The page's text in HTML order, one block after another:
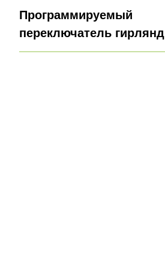
Программируемый
переключатель гирлянд